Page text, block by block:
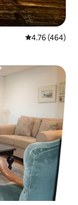
Calificación
4.76 (464)